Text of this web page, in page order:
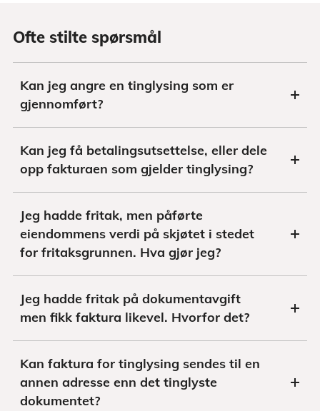
Ofte stilte spørsmål
Kan jeg angre en tinglysing som er
gjennomført?
Kan jeg få betalingsutsettelse, eller dele
opp fakturaen som gjelder tinglysing?
Jeg hadde fritak, men påførte
eiendommens verdi på skjøtet i stedet
for fritaksgrunnen. Hva gjør jeg?
Jeg hadde fritak på dokumentavgift
men fikk faktura likevel. Hvorfor det?
Kan faktura for tinglysing sendes til en
annen adresse enn det tinglyste
dokumentet?